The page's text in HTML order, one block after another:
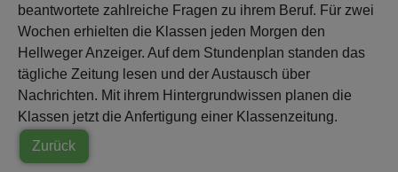
beantwortete zahlreiche Fragen zu ihrem Beruf. Für zwei
Wochen erhielten die Klassen jeden Morgen den
Hellweger Anzeiger. Auf dem Stundenplan standen das
tägliche Zeitung lesen und der Austausch über
Nachrichten. Mit ihrem Hintergrundwissen planen die
Klassen jetzt die Anfertigung einer Klassenzeitung.
Zurück